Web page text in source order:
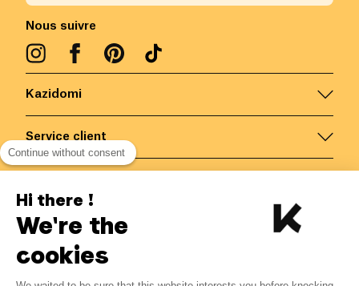
Kazidomi
Service client
Nous suivre
Belgique/FR
Continue without consent
Hi there !
We're the
cookies